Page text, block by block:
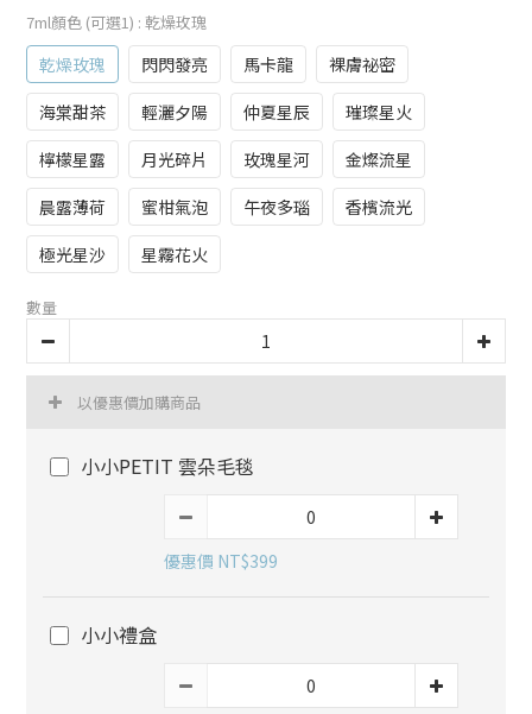
7ml顏色 (可選1) : 乾燥玫瑰
乾燥玫瑰 閃閃發亮 馬卡龍
裸膚祕密
海棠甜茶
輕灑夕陽 仲夏星辰
璀璨星火
檸檬星露
月光碎片 玫瑰星河
金燦流星
晨露薄荷
蜜柑氣泡 午夜多瑙
香檳流光
極光星沙
星霧花火
數量
以優惠價加購商品
小小PETIT 雲朵毛毯
優惠價 NT$399
小小禮盒